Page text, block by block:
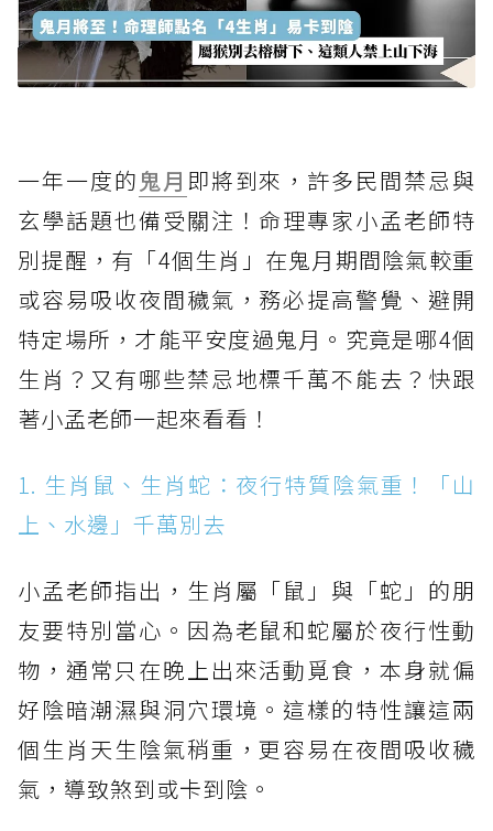
一年一度的 鬼月 即將到來，許多民間禁忌與
玄學話題也備受關注！命理專家小孟老師特
別提醒，有「4個生肖」在鬼月期間陰氣較重
或容易吸收夜間穢氣，務必提高警覺、避開
特定場所，才能平安度過鬼月。究竟是哪4個
生肖？又有哪些禁忌地標千萬不能去？快跟
著小孟老師一起來看看！
1. 生肖鼠、生肖蛇：夜行特質陰氣重！「山
上、水邊」千萬別去
小孟老師指出，生肖屬「鼠」與「蛇」的朋
友要特別當心。因為老鼠和蛇屬於夜行性動
物，通常只在晚上出來活動覓食，本身就偏
好陰暗潮濕與洞穴環境。這樣的特性讓這兩
個生肖天生陰氣稍重，更容易在夜間吸收穢
氣，導致煞到或卡到陰。